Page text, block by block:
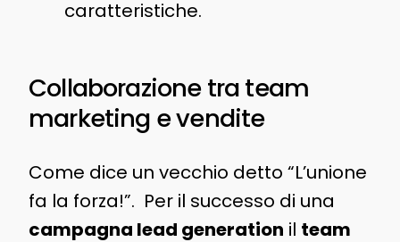
caratteristiche.
Collaborazione tra team
marketing e vendite
Come dice un vecchio detto “L’unione
fa la forza!”. Per il successo di una
campagna lead generation il team